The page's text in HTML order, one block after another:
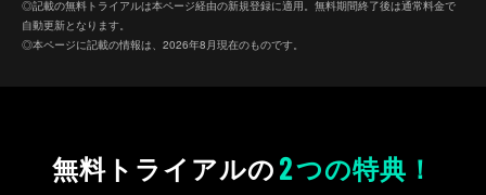
◎記載の無料トライアルは本ページ経由の新規登録に適用。無料期間終了後は通常料金で
自動更新となります。
◎本ページに記載の情報は、2026年8月現在のものです。
無料トライアルの2つの特典！